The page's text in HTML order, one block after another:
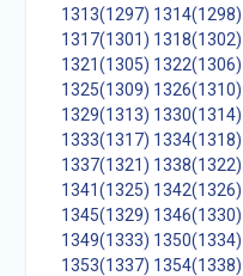
1313(1297) 1314(1298)
1317(1301) 1318(1302)
1321(1305) 1322(1306)
1325(1309) 1326(1310)
1329(1313) 1330(1314)
1333(1317) 1334(1318)
1337(1321) 1338(1322)
1341(1325) 1342(1326)
1345(1329) 1346(1330)
1349(1333) 1350(1334)
1353(1337) 1354(1338)